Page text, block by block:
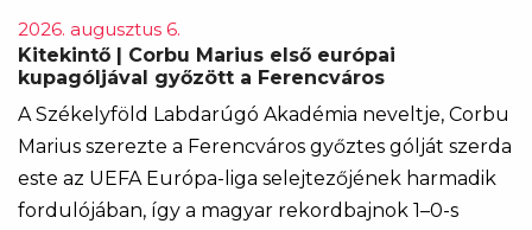
2026. augusztus 6.
Kitekintő | Corbu Marius első európai
kupagóljával győzött a Ferencváros
A Székelyföld Labdarúgó Akadémia neveltje, Corbu
Marius szerezte a Ferencváros győztes gólját szerda
este az UEFA Európa-liga selejtezőjének harmadik
fordulójában, így a magyar rekordbajnok 1–0-s